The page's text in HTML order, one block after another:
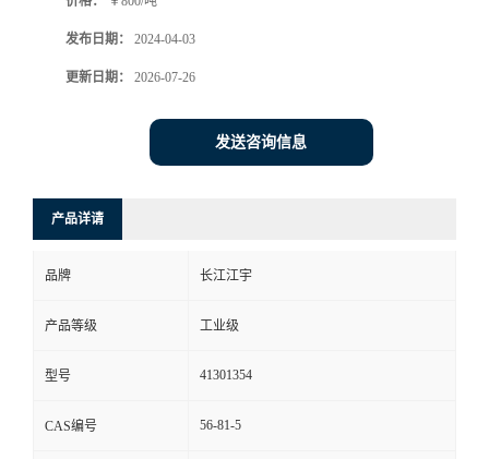
发布日期： 2024-04-03
更新日期： 2026-07-26
发送咨询信息
产品详请
品牌 长江江宇
产品等级 工业级
型号 41301354
CAS编号 56-81-5